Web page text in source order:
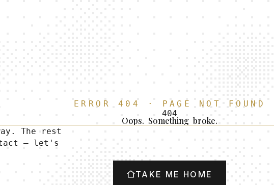
E R R O R 4 0 4 · P AG E NO T FO U N D
404
Oops. Something broke.
ay . The rest
act — let ' s
TAKE ME HOME